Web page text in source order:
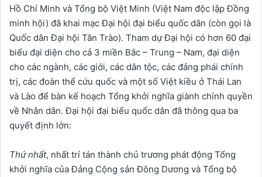
Hồ Chí Minh và Tổng bộ Việt Minh (Việt Nam độc lập Đồng
minh hội) đã khai mạc Đại hội đại biểu quốc dân (còn gọi là
Quốc dân Đại hội Tân Trào). Tham dự Đại hội có hơn 60 đại
biểu đại diện cho cả 3 miền Bắc – Trung – Nam, đại diện
cho các ngành, các giới, các dân tộc, các đảng phái chính
trị, các đoàn thể cứu quốc và một số Việt kiều ở Thái Lan
và Lào để bàn kế hoạch Tổng khởi nghĩa giành chính quyền
về Nhân dân. Đại hội đại biểu quốc dân đã thông qua ba
quyết định lớn:
Thứ nhất, nhất trí tán thành chủ trương phát động Tổng
khởi nghĩa của Đảng Cộng sản Đông Dương và Tổng bộ